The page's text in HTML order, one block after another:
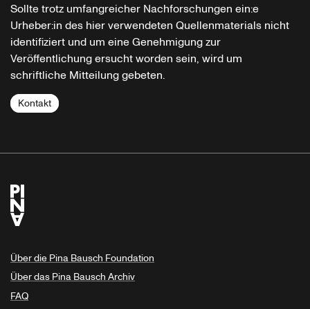
Sollte trotz umfangreicher Nachforschungen ein:e
Urheber:in des hier verwendeten Quellenmaterials nicht
identifiziert und um eine Genehmigung zur
Veröffentlichung ersucht worden sein, wird um
schriftliche Mitteilung gebeten.
Kontakt
Über die Pina Bausch Foundation
Über das Pina Bausch Archiv
FAQ